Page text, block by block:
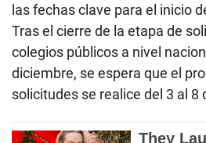
las fechas clave para el inicio
Tras el cierre de la etapa de
colegios públicos a nivel
diciembre, se espera que el
solicitudes se realice del 3 al 8